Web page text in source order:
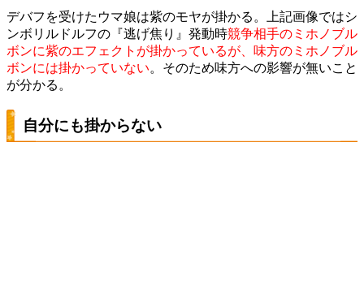
デバフを受けたウマ娘は紫のモヤが掛かる。上記画像ではシ
ンボリルドルフの『逃げ焦り』発動時競争相手のミホノブル
ボンに紫のエフェクトが掛かっているが、味方のミホノブル
ボンには掛かっていない。そのため味方への影響が無いこと
が分かる。
自分にも掛からない